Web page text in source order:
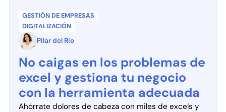
GESTIÓN DE EMPRESAS
DIGITALIZACIÓN
Pilar del Rio
No caigas en los problemas de
excel y gestiona tu negocio
con la herramienta adecuada
Ahórrate dolores de cabeza con miles de excels y